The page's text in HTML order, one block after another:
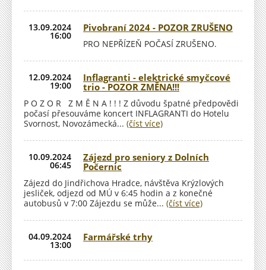
13.09.2024
16:00
Pivobraní 2024 - POZOR ZRUŠENO
PRO NEPŘÍZEŇ POČASÍ ZRUŠENO.
12.09.2024
19:00
Inflagranti - elektrické smyčcové
trio - POZOR ZMĚNA!!!
P O Z O R Z M Ě N A ! ! ! Z důvodu špatné předpovědi
počasí přesouváme koncert INFLAGRANTI do Hotelu
Svornost, Novozámecká... (číst více)
10.09.2024
06:45
Zájezd pro seniory z Dolních
Počernic
Zájezd do Jindřichova Hradce, návštěva Krýzlových
jesliček, odjezd od MÚ v 6:45 hodin a z konečné
autobusů v 7:00 Zájezdu se může... (číst více)
04.09.2024
13:00
Farmářské trhy